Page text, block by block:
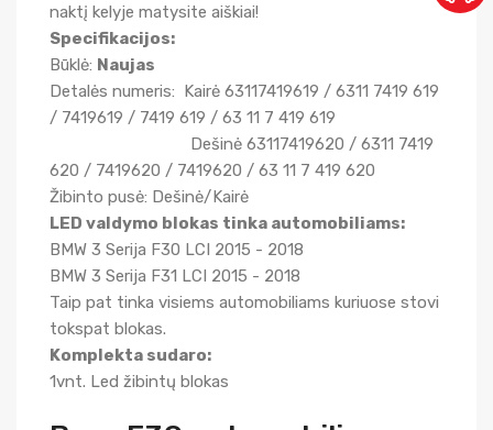
naktį kelyje matysite aiškiai!
Specifikacijos:
Būklė: Naujas
Detalės numeris: Kairė 63117419619 / 6311 7419 619
/ 7419619 / 7419 619 / 63 11 7 419 619
Dešinė 63117419620 / 6311 7419
620 / 7419620 / 7419620 / 63 11 7 419 620
Žibinto pusė: Dešinė/Kairė
LED valdymo blokas tinka automobiliams:
BMW 3 Serija F30 LCI 2015 - 2018
BMW 3 Serija F31 LCI 2015 - 2018
Taip pat tinka visiems automobiliams kuriuose stovi
tokspat blokas.
Komplekta sudaro:
1vnt. Led žibintų blokas